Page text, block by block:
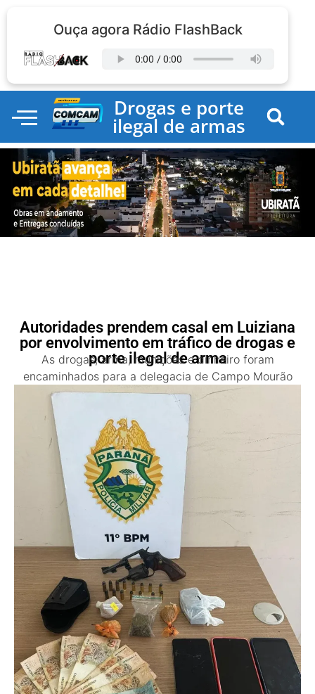
Ouça agora Rádio FlashBack
Drogas e porte
ilegal de armas
Autoridades prendem casal em Luiziana
por envolvimento em tráfico de drogas e
porte ilegal de arma
As drogas, arma, munições e dinheiro foram
encaminhados para a delegacia de Campo Mourão